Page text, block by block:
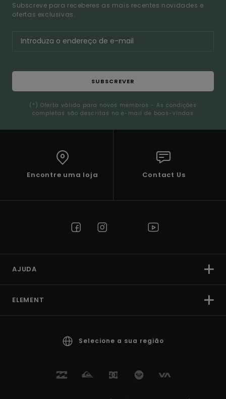
Subscreve para receberes as mais recentes novidades e
ofertas exclusivas.
SUBSCREVER
(*) Oferta válida para novos membros - As condições
completas são descritas no e-mail de boas-vindas
Encontre uma loja Contact Us
AJUDA
ELEMENT
Selecione a sua região